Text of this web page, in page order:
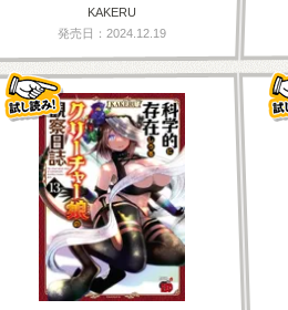
KAKERU
発売日：2024.12.19